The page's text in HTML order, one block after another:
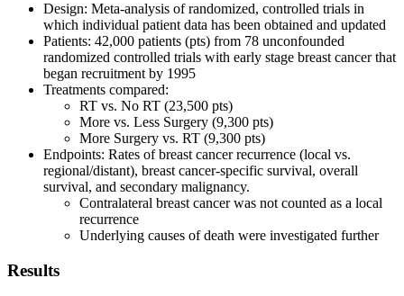
Design: Meta-analysis of randomized, controlled trials in
which individual patient data has been obtained and updated
Patients: 42,000 patients (pts) from 78 unconfounded
randomized controlled trials with early stage breast cancer that
began recruitment by 1995
Treatments compared:
RT vs. No RT (23,500 pts)
More vs. Less Surgery (9,300 pts)
More Surgery vs. RT (9,300 pts)
Endpoints: Rates of breast cancer recurrence (local vs.
regional/distant), breast cancer-specific survival, overall
survival, and secondary malignancy.
Contralateral breast cancer was not counted as a local
recurrence
Underlying causes of death were investigated further
Results